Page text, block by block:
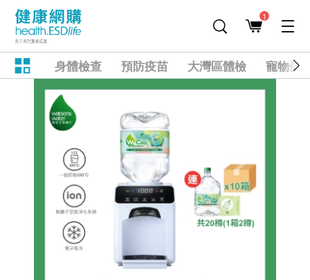
1
身體檢查 預防疫苗 大灣區體檢 寵物健